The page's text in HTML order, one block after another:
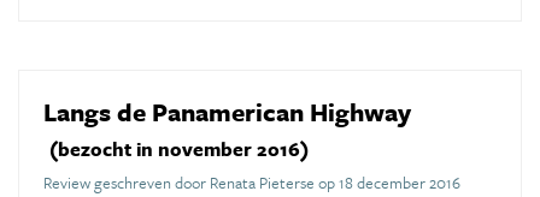
Langs de Panamerican Highway
(bezocht in november 2016)
Review geschreven door Renata Pieterse op 18 december 2016